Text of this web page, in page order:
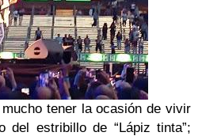
tener la ocasión de vivir
del estribillo de “Lápiz tinta”;